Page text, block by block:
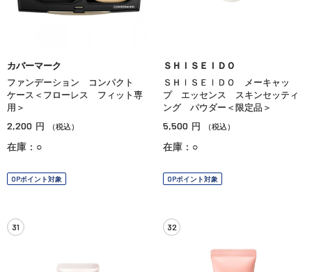
カバーマーク
ファンデーション コンパクト
ケース＜フローレス フィット専
用＞
2,200 円 （税込）
在庫：○
OPポイント対象
ＳＨＩＳＥＩＤＯ
ＳＨＩＳＥＩＤＯ メーキャッ
プ エッセンス スキンセッティ
ング パウダー＜限定品＞
5,500 円 （税込）
在庫：○
OPポイント対象
31 32